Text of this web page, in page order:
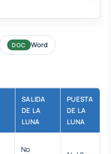
DOC Word
SALIDA
DE LA
LUNA
PUESTA
DE LA
LUNA
No